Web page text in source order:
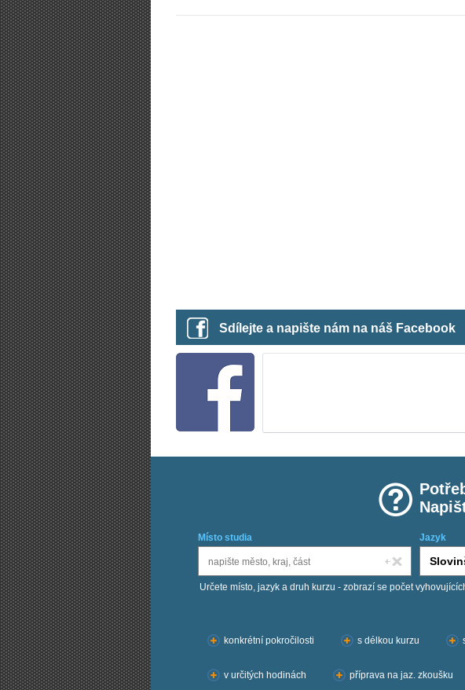
Sdílejte a napište nám na náš Facebook
Místo studia Jazyk
Určete místo, jazyk a druh kurzu - zobrazí se počet
konkrétní pokročilosti
s délkou kurzu
v určitých hodinách příprava na jaz. zkoušku